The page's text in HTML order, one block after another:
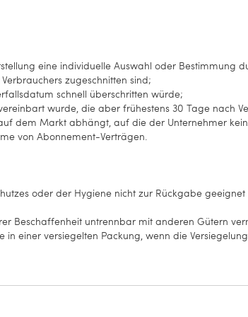
eine individuelle Auswahl oder Bestimmung
zugeschnitten sind;
schnell überschritten würde;
wurde, die aber frühestens 30 Tage nach
dem Markt abhängt, auf die der Unternehmer
von Abonnement-Verträgen.
oder der Hygiene nicht zur Rückgabe
Beschaffenheit untrennbar mit anderen Gütern
einer versiegelten Packung, wenn die